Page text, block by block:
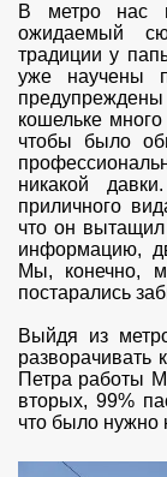
В метро нас
ожидаемый
традиции у
уже научены
кошельке
чтобы было
никакой
приличного
что он
информацию,
Мы, конечно,
постарались
Выйдя из
разворачивать
Петра работы
вторых, 99%
что было нужно